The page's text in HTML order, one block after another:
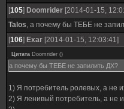
[105] Doomrider [2014-01-15,
Talos, а почему бы ТЕБЕ не
[106] Exar [2014-01-15, 12:03:41]
Цитата Doomrider ()
а почему бы ТЕБЕ не запилить ДХ?
1) Я потребитель ролевых, а не
2) Я ленивый потребитель, а не